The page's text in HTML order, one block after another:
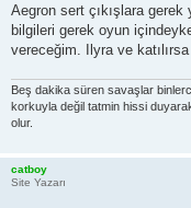
Aegron sert çıkışlara
bilgileri gerek oyun
vereceğim. Ilyra ve
Beş dakika süren savaşlar
korkuyla değil tatmin hissi
olur.
catboy
Site Yazarı